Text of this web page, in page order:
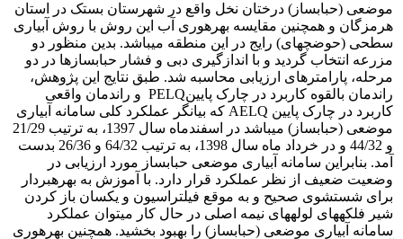
موضعی (حباب­ساز) درختان نخل واقع در شهرستان بستک در استان
هرمزگان و هم­چنین مقایسه بهره­وری آب این روش با روش آبیاری
سطحی (حوضچه­ای) رایج در این منطقه می­باشد. بدین منظور دو
مزرعه انتخاب گردید و با انداز­گیری دبی و فشار حباب­سازها در دو
مرحله، پارامترهای ارزیابی محاسبه شد. طبق نتایج این پژوهش،
راندمان بالقوه کاربرد در چارک پایینPELQ و راندمان واقعی
کاربرد در چارک پایین AELQ که بیانگر عملکرد کلی سامانه آبیاری
موضعی (حباب­ساز) می­باشد در اسفندماه سال 1397، به ترتیب 21/29
و 44/32 و در خرداد ماه سال 1398، به ترتیب 64/32 و 26/36 بدست
آمد. بنابراین سامانه آبیاری موضعی حباب­ساز مورد ارزیابی در
وضعیت ضعیف از نظر عملکرد قرار دارد. با آموزش به بهره­بردار
برای شستشوی صحیح و به موقع فیلتراسیون و یکسان باز کردن
شیر فلکه­های لوله­های نیمه اصلی در حال کار می­توان عملکرد
سامانه آبیاری موضعی (حباب­ساز) را بهبود بخشید. همچنین بهره­وری